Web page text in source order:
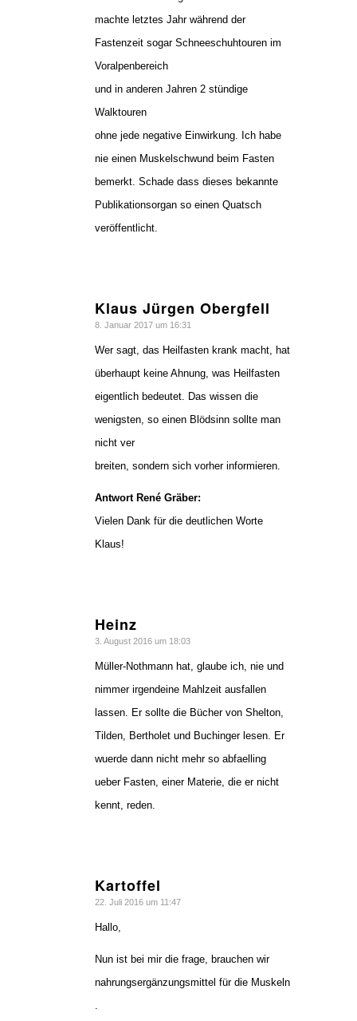
machte letztes Jahr während der
Fastenzeit sogar Schneeschuhtouren im
Voralpenbereich
und in anderen Jahren 2 stündige
Walktouren
ohne jede negative Einwirkung. Ich habe
nie einen Muskelschwund beim Fasten
bemerkt. Schade dass dieses bekannte
Publikationsorgan so einen Quatsch
veröffentlicht.
Klaus Jürgen Obergfell
sagte:
8. Januar 2017 um 16:31
Wer sagt, das Heilfasten krank macht, hat
überhaupt keine Ahnung, was Heilfasten
eigentlich bedeutet. Das wissen die
wenigsten, so einen Blödsinn sollte man
nicht ver
breiten, sondern sich vorher informieren.
Antwort René Gräber:
Vielen Dank für die deutlichen Worte
Klaus!
Heinz
sagte:
3. August 2016 um 18:03
Müller-Nothmann hat, glaube ich, nie und
nimmer irgendeine Mahlzeit ausfallen
lassen. Er sollte die Bücher von Shelton,
Tilden, Bertholet und Buchinger lesen. Er
wuerde dann nicht mehr so abfaelling
ueber Fasten, einer Materie, die er nicht
kennt, reden.
Kartoffel
sagte:
22. Juli 2016 um 11:47
Hallo,
Nun ist bei mir die frage, brauchen wir
nahrungsergänzungsmittel für die Muskeln